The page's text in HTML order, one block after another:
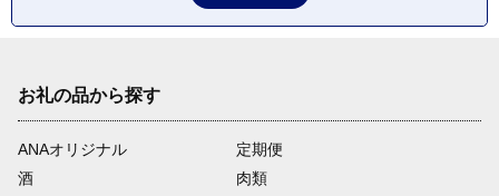
お礼の品から探す
ANAオリジナル
定期便
酒
肉類